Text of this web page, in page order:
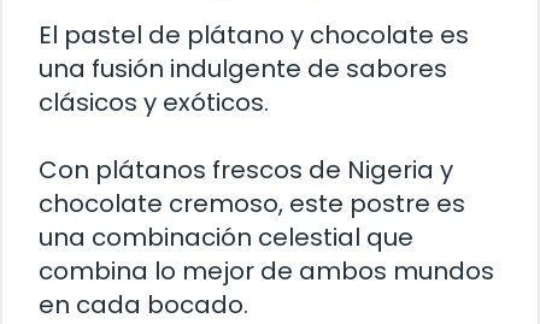
El pastel de plátano y chocolate es
una fusión indulgente de sabores
clásicos y exóticos.
Con plátanos frescos de Nigeria y
chocolate cremoso, este postre es
una combinación celestial que
combina lo mejor de ambos mundos
en cada bocado.